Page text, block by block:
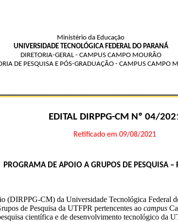
Ministério da Educação
UNIVERSIDADE TECNOLÓGICA FEDERAL DO PARANÁ
DIRETORIA-GERAL - CAMPUS CAMPO MOURÃO
DE PESQUISA E PÓS-GRADUAÇÃO - CAMPUS CAMPO
EDITAL DIRPPG-CM Nº 04/
Retificado em 09/08/2021
PROGRAMA DE APOIO A GRUPOS DE PESQUISA –
(DIRPPG-CM) da Universidade Tecnológica Federal
de Pesquisa da UTFPR pertencentes ao campus
científica e de desenvolvimento tecnológico da